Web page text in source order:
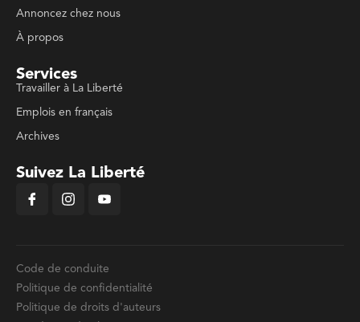
Annoncez chez nous
À propos
Services
Travailler à La Liberté
Emplois en français
Archives
Suivez La Liberté
Code de conduite
Politique de confidentialité
Politique de droits d'auteurs